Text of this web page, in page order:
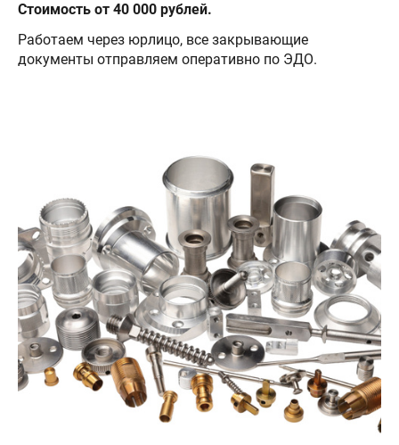
Стоимость от 40 000 рублей.
Работаем через юрлицо, все закрывающие
документы отправляем оперативно по ЭДО.